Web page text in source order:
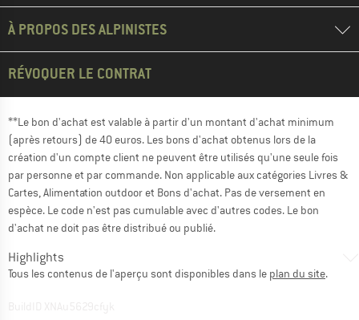
À PROPOS DES ALPINISTES
RÉVOQUER LE CONTRAT
**Le bon d'achat est valable à partir d'un montant d'achat minimum
(après retours) de 40 euros. Les bons d'achat obtenus lors de la
création d'un compte client ne peuvent être utilisés qu'une seule fois
par personne et par commande. Non applicable aux catégories Livres &
Cartes, Alimentation outdoor et Bons d'achat. Pas de versement en
espèce. Le code n'est pas cumulable avec d'autres codes. Le bon
d'achat ne doit pas être distribué ou publié.
Highlights
Tous les contenus de l'aperçu sont disponibles dans le plan du site.